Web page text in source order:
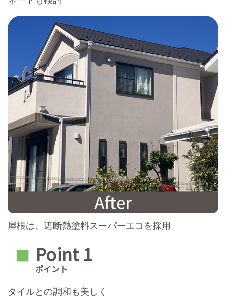
屋根は、遮断熱塗料スーパーエコを採用
■ Point 1
ポイント
タイルとの調和も美しく